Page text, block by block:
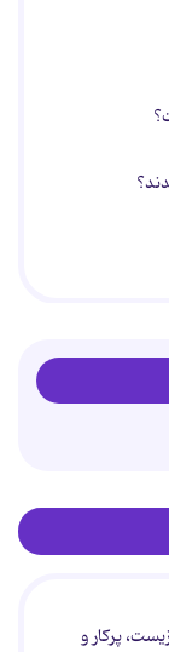
پرکار و